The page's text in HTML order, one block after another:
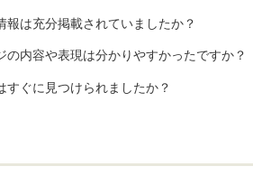
報は充分掲載されていましたか？
の内容や表現は分かりやすかったですか？
すぐに見つけられましたか？